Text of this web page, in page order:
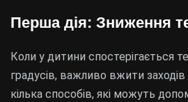
Перша дія: Зниження
Коли у дитини спостерігається
градусів, важливо вжити
кілька способів, які можуть